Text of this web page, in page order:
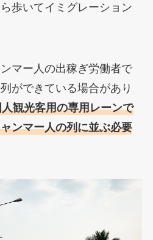
歩いてイミグレーション
マー人の出稼ぎ労働者で
ができている場合があり
観光客用の専用レーンで
ンマー人の列に並ぶ必要